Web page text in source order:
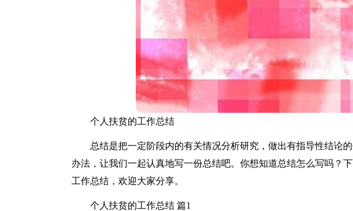
个人扶贫的工作总结
总结是把一定阶段内的有关情况分析研究，做出有指导性结论
办法，让我们一起认真地写一份总结吧。你想知道总结怎么写吗？
工作总结，欢迎大家分享。
个人扶贫的工作总结 篇1